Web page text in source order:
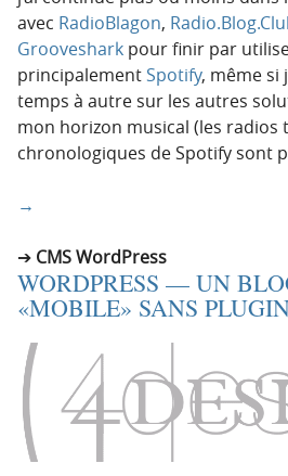
avec RadioBlagon,
Grooveshark pour finir par
principalement Spotify, même si
temps à autre sur les autres
mon horizon musical (les radios
chronologiques de Spotify sont
→
CMS WordPress
WORDPRESS — UN
«MOBILE» SANS